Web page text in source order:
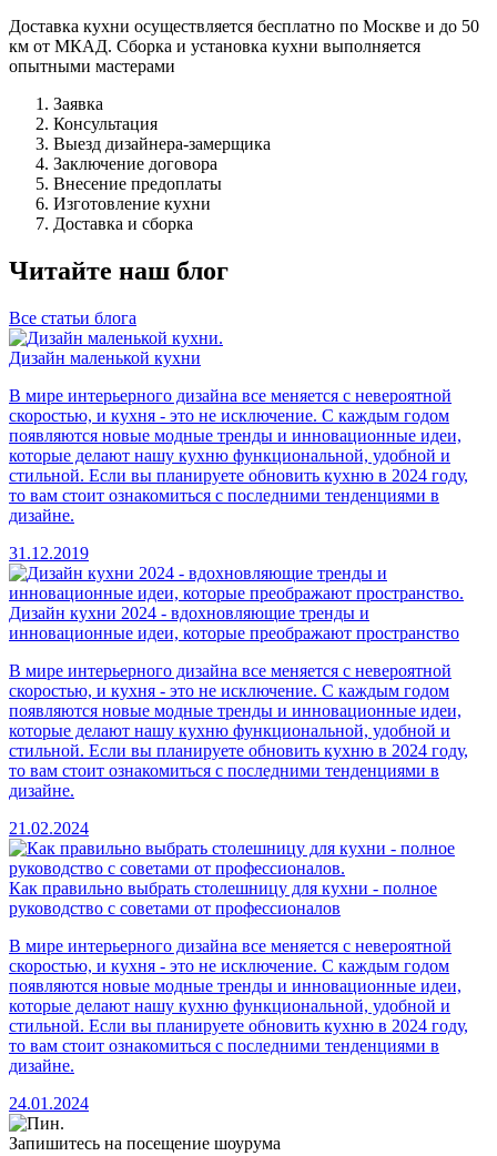
Доставка кухни осуществляется бесплатно по Москве и до 50
км от МКАД. Сборка и установка кухни выполняется
опытными мастерами
Заявка
Консультация
Выезд дизайнера-замерщика
Заключение договора
Внесение предоплаты
Изготовление кухни
Доставка и сборка
Читайте наш блог
Все статьи блога
Дизайн маленькой кухни
В мире интерьерного дизайна все меняется с невероятной
скоростью, и кухня - это не исключение. С каждым годом
появляются новые модные тренды и инновационные идеи,
которые делают нашу кухню функциональной, удобной и
стильной. Если вы планируете обновить кухню в 2024 году,
то вам стоит ознакомиться с последними тенденциями в
дизайне.
31.12.2019
Дизайн кухни 2024 - вдохновляющие тренды и
инновационные идеи, которые преображают пространство
В мире интерьерного дизайна все меняется с невероятной
скоростью, и кухня - это не исключение. С каждым годом
появляются новые модные тренды и инновационные идеи,
которые делают нашу кухню функциональной, удобной и
стильной. Если вы планируете обновить кухню в 2024 году,
то вам стоит ознакомиться с последними тенденциями в
дизайне.
21.02.2024
Как правильно выбрать столешницу для кухни - полное
руководство с советами от профессионалов
В мире интерьерного дизайна все меняется с невероятной
скоростью, и кухня - это не исключение. С каждым годом
появляются новые модные тренды и инновационные идеи,
которые делают нашу кухню функциональной, удобной и
стильной. Если вы планируете обновить кухню в 2024 году,
то вам стоит ознакомиться с последними тенденциями в
дизайне.
24.01.2024
Запишитесь на посещение шоурума